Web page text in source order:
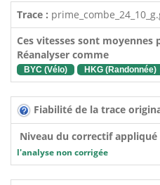
Trace :
Ces vitesses sont moyennes
Réanalyser comme
BYC (Vélo) HKG (Randonnée)
Fiabilité de la trace
Niveau du correctif appliqué
l'analyse non corrigée